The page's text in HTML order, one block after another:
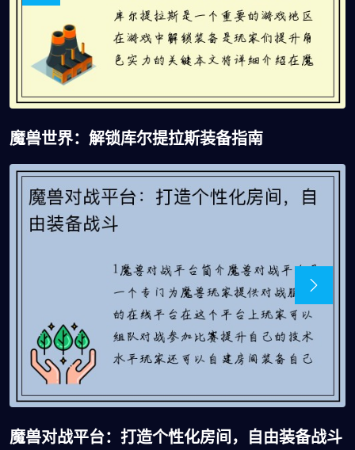
魔兽世界：解锁库尔提拉斯装备指南
魔兽对战平台：打造个性化房间，自由装备战斗